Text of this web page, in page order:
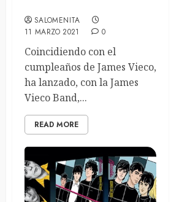
SALOMENITA
11 MARZO 2021
0
Coincidiendo con el
cumpleaños de James Vieco,
ha lanzado, con la James
Vieco Band,...
READ MORE